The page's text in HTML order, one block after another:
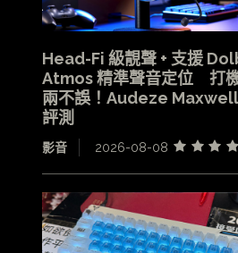
Head-Fi 級靚聲 + 支援
Atmos 精準聲音定位 打
兩不誤！Audeze Maxwell
評測
影音 2026-08-08